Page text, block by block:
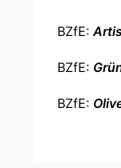
BZfE:
BZfE:
BZfE: